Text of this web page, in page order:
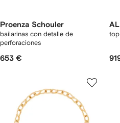
Proenza Schouler
bailarinas con detalle de
perforaciones
653 €
top